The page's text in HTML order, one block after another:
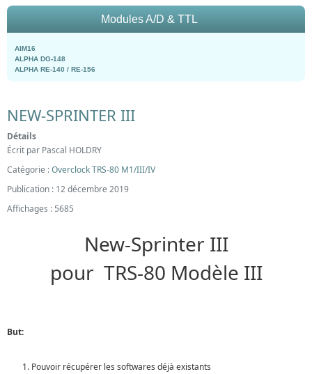
Modules A/D & TTL
AIM16
ALPHA DG-148
ALPHA RE-140 / RE-156
NEW-SPRINTER III
Détails
Écrit par Pascal HOLDRY
Catégorie :Overclock TRS-80 M1/III/IV
Publication : 12 décembre 2019
Affichages : 5685
New-Sprinter III
pour TRS-80 Modèle III
But:
Pouvoir récupérer les softwares déjà existants